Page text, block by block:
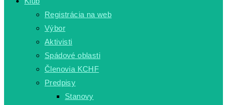
Registrácia na web
Výbor
Aktivisti
Spádové oblasti
Členovia KCHF
Predpisy
Stanovy